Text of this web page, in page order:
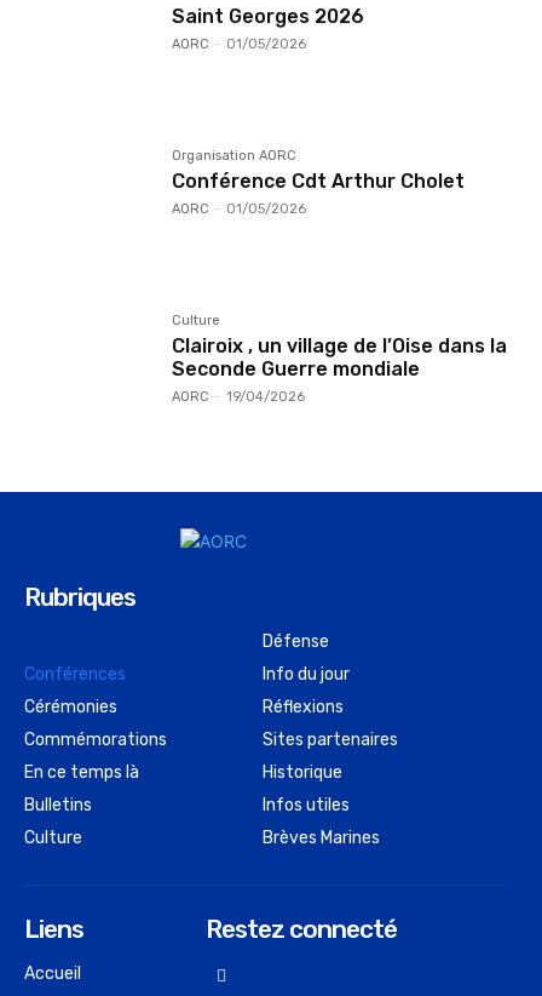
Saint Georges 2026
AORC - 01/05/2026
Organisation AORC
Conférence Cdt Arthur Cholet
AORC - 01/05/2026
Culture
Clairoix , un village de l’Oise dans la
Seconde Guerre mondiale
AORC - 19/04/2026
Rubriques
Conférences
Cérémonies
Commémorations
En ce temps là
Bulletins
Culture
Défense
Info du jour
Réflexions
Sites partenaires
Historique
Infos utiles
Brèves Marines
Liens
Accueil
Restez connecté